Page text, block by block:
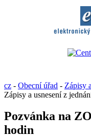
cz - Obecní úřad - Zápisy
Zápisy a usnesení z
Pozvánka na
hodin